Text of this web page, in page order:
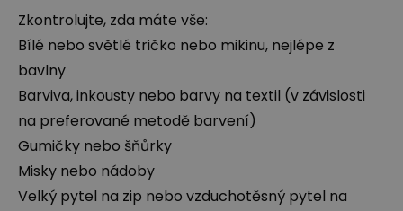
Zkontrolujte, zda máte vše:
Bílé nebo světlé tričko nebo mikinu, nejlépe z
bavlny
Barviva, inkousty nebo barvy na textil (v závislosti
na preferované metodě barvení)
Gumičky nebo šňůrky
Misky nebo nádoby
Velký pytel na zip nebo vzduchotěsný pytel na